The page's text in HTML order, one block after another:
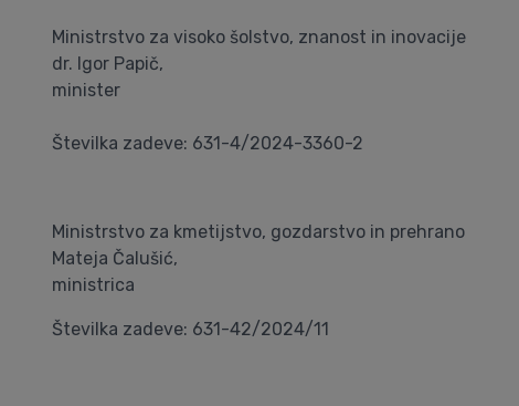
Ministrstvo za visoko šolstvo, znanost in inovacije
dr. Igor Papič,
minister
Številka zadeve: 631-4/2024-3360-2
Ministrstvo za kmetijstvo, gozdarstvo in prehrano
Mateja Čalušić,
ministrica
Številka zadeve: 631-42/2024/11